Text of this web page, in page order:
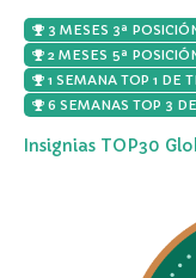
3 MESES 3ª
2 MESES 5ª
1 SEMANA TOP 1 DE
6 SEMANAS TOP 3
Insignias TOP30